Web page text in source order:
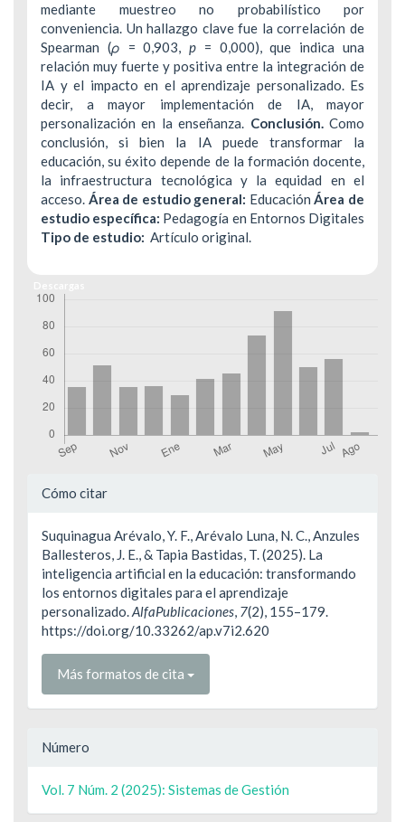
mediante muestreo no probabilístico por
conveniencia. Un hallazgo clave fue la correlación de
Spearman (ρ = 0,903,p = 0,000), que indica una
relación muy fuerte y positiva entre la integración de
IA y el impacto en el aprendizaje personalizado. Es
decir, a mayor implementación de IA, mayor
personalización en la enseñanza. Conclusión.Como
conclusión, si bien la IA puede transformar la
educación, su éxito depende de la formación docente,
la infraestructura tecnológica y la equidad en el
acceso. Área de estudio general: Educación Área de
estudio específica: Pedagogía en Entornos Digitales
Tipo de estudio: Artículo original.
Detalles
artículo
Cómo citar
Suquinagua Arévalo, Y. F., Arévalo Luna, N. C., Anzules
Ballesteros, J. E., & Tapia Bastidas, T. (2025). La
inteligencia artificial en la educación: transformando
los entornos digitales para el aprendizaje
personalizado.AlfaPublicaciones, 7(2), 155–179.
https://doi.org/10.33262/ap.v7i2.620
Más formatos de cita
Número
Vol. 7 Núm. 2 (2025): Sistemas de Gestión